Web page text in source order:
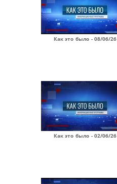
Как это было - 08/06/26
Как это было - 02/06/26